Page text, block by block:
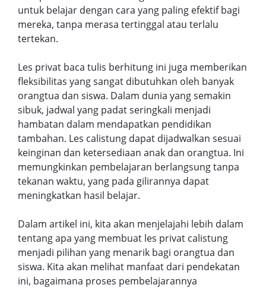
untuk belajar dengan cara yang paling efektif bagi
mereka, tanpa merasa tertinggal atau terlalu
tertekan.
Les privat baca tulis berhitung ini juga memberikan
fleksibilitas yang sangat dibutuhkan oleh banyak
orangtua dan siswa. Dalam dunia yang semakin
sibuk, jadwal yang padat seringkali menjadi
hambatan dalam mendapatkan pendidikan
tambahan. Les calistung dapat dijadwalkan sesuai
keinginan dan ketersediaan anak dan orangtua. Ini
memungkinkan pembelajaran berlangsung tanpa
tekanan waktu, yang pada gilirannya dapat
meningkatkan hasil belajar.
Dalam artikel ini, kita akan menjelajahi lebih dalam
tentang apa yang membuat les privat calistung
menjadi pilihan yang menarik bagi orangtua dan
siswa. Kita akan melihat manfaat dari pendekatan
ini, bagaimana proses pembelajarannya